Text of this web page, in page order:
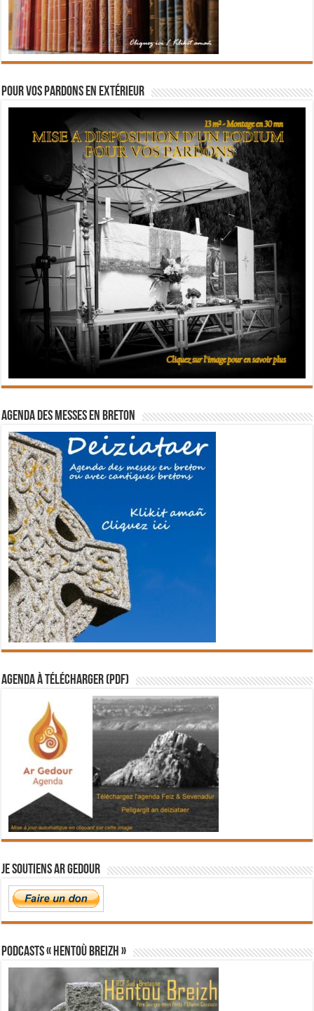
Pour vos pardons en extérieur
Agenda des messes en breton
Agenda à télécharger (PDF)
Je soutiens Ar Gedour
PODCASTS « Hentoù Breizh »